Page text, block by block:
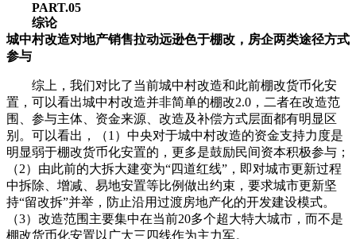
PART.05
综论
城中村改造对地产销售拉动远逊色于棚改，房企两类途径方式
参与
综上，我们对比了当前城中村改造和此前棚改货币化安
置，可以看出城中村改造并非简单的棚改2.0，二者在改造范
围、参与主体、资金来源、改造及补偿方式层面都有明显区
别。可以看出，（1）中央对于城中村改造的资金支持力度是
明显弱于棚改货币化安置的，更多是鼓励民间资本积极参与；
（2）由此前的大拆大建变为“四道红线”，即对城市更新过程
中拆除、增减、易地安置等比例做出约束，要求城市更新坚
持“留改拆”并举，防止沿用过渡房地产化的开发建设模式。
（3）改造范围主要集中在当前20多个超大特大城市，而不是
棚改货币化安置以广大三四线作为主力军。